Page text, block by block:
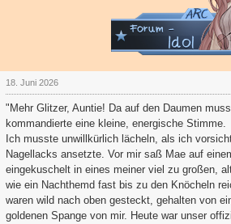
18. Juni 2026
"Mehr Glitzer, Auntie! Da auf den Daumen
kommandierte eine kleine, energische Stimme.
Ich musste unwillkürlich lächeln, als ich
Nagellacks ansetzte. Vor mir saß Mae auf
eingekuschelt in eines meiner viel zu großen,
wie ein Nachthemd fast bis zu den Knöcheln
waren wild nach oben gesteckt, gehalten von
goldenen Spange von mir. Heute war unser